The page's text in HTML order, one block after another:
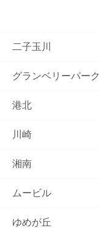
二子玉川
グランベリーパーク
港北
川崎
湘南
ムービル
ゆめが丘